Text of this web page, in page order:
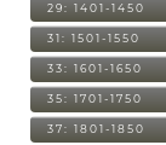
29: 1401-1450
31: 1501-1550
33: 1601-1650
35: 1701-1750
37: 1801-1850